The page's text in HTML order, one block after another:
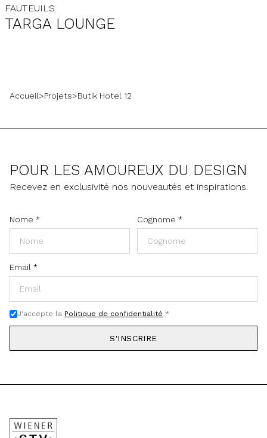
FAUTEUILS
TARGA LOUNGE
Accueil>Projets>Butik Hotel 12
POUR LES AMOUREUX DU DESIGN
Recevez en exclusivité nos nouveautés et inspirations.
Nome * Cognome *
Email *
J'accepte la Politique de confidentialité *
S'INSCRIRE